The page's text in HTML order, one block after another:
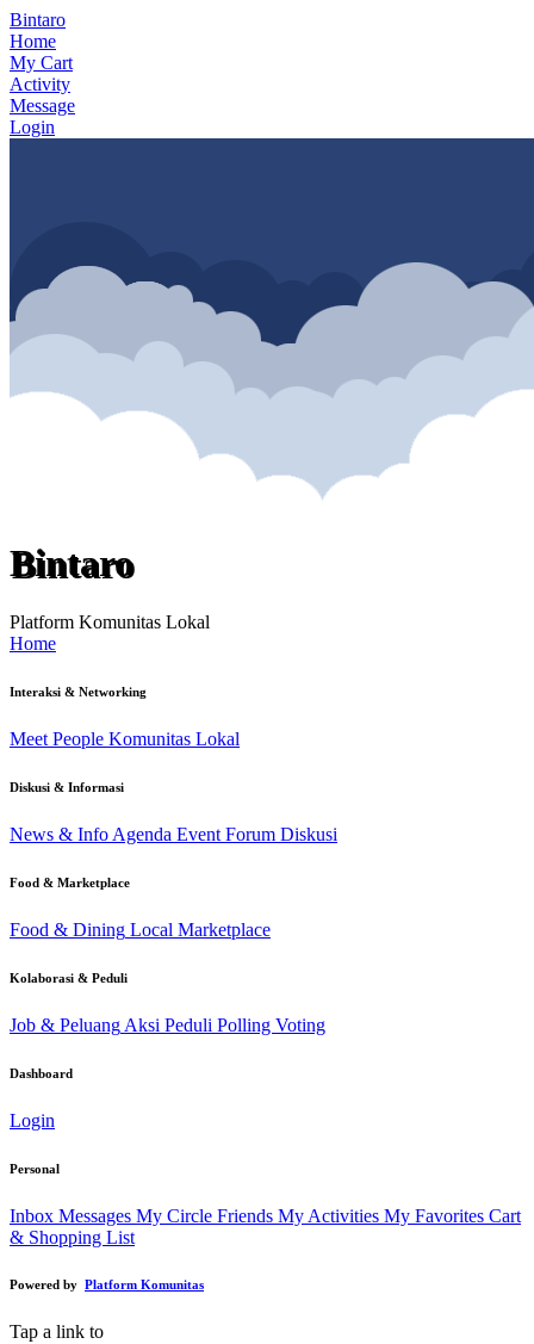
Bintaro
Home
My Cart
Activity
Message
Login
Bintaro
Platform Komunitas Lokal
Home
Interaksi & Networking
Meet People Komunitas Lokal
Diskusi & Informasi
News & Info Agenda Event Forum Diskusi
Food & Marketplace
Food & Dining Local Marketplace
Kolaborasi & Peduli
Job & Peluang Aksi Peduli Polling Voting
Dashboard
Login
Personal
Inbox Messages My Circle Friends My Activities My Favorites Cart
& Shopping List
Powered by Platform Komunitas
Tap a link to